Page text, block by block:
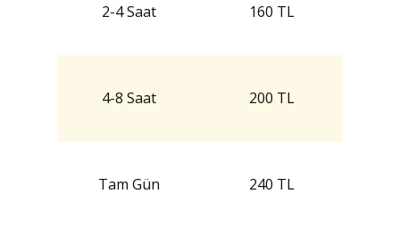
2-4 Saat 160 TL
4-8 Saat 200 TL
Tam Gün 240 TL